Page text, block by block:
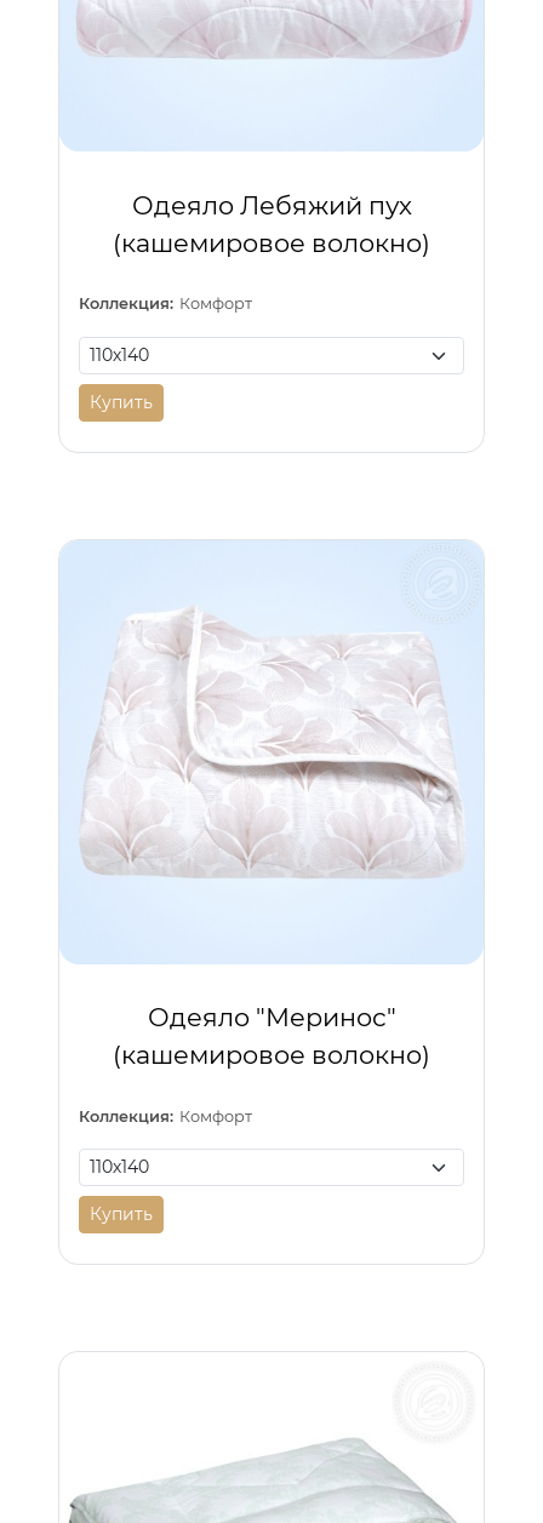
Одеяло Лебяжий пух
(кашемировое волокно)
Коллекция: Комфорт
Купить
Одеяло "Меринос"
(кашемировое волокно)
Коллекция: Комфорт
Купить